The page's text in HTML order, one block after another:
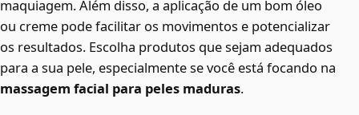
maquiagem. Além disso, a aplicação de um bom óleo
ou creme pode facilitar os movimentos e potencializar
os resultados. Escolha produtos que sejam adequados
para a sua pele, especialmente se você está focando na
massagem facial para peles maduras.